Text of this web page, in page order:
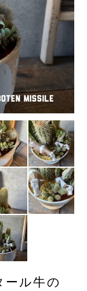
ール牛の